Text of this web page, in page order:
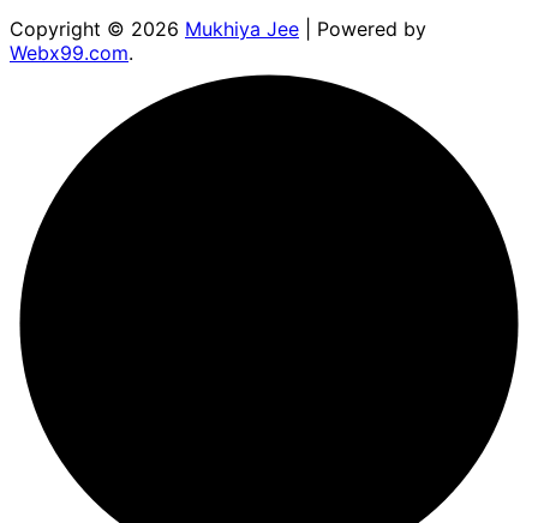
Copyright © 2026 Mukhiya Jee | Powered by
Webx99.com.